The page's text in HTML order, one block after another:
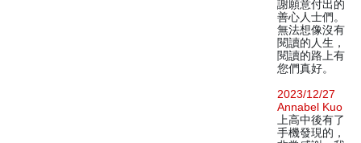
謝願意付出的
善心人士們。
無法想像沒有
閱讀的人生，
閱讀的路上有
您們真好。
2023/12/27
Annabel Kuo
上高中後有了
手機發現的，